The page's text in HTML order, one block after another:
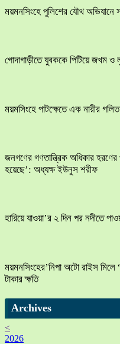
ময়মনসিংহে পুলিশের যৌথ অভিযানে
​গোদাগাড়ীতে যুবককে পিটিয়ে জখম ও
ময়মসিংহে পাটক্ষেতে এক নারীর
জনগণের গণতান্ত্রিক অধিকার
হয়েছে’: অধ্যক্ষ ইউনুস শরীফ
হারিয়ে যাওয়া’র ২ দিন পর নদীতে
ময়মনসিংহের’নিপা অটো রাইস
টাকার ক্ষতি
Archives
<
2026